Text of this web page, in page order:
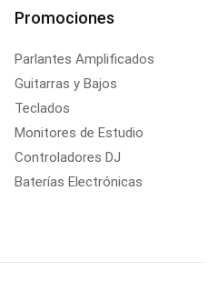
Promociones
Parlantes Amplificados
Guitarras y Bajos
Teclados
Monitores de Estudio
Controladores DJ
Baterías Electrónicas